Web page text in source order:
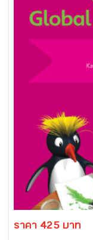
ราคา 425 บาท